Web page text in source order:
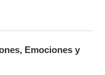
Emociones y